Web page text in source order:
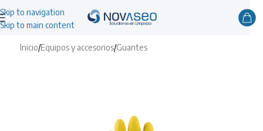
Skip to navigation
Skip to main content
Inicio/Equipos y accesorios/Guantes